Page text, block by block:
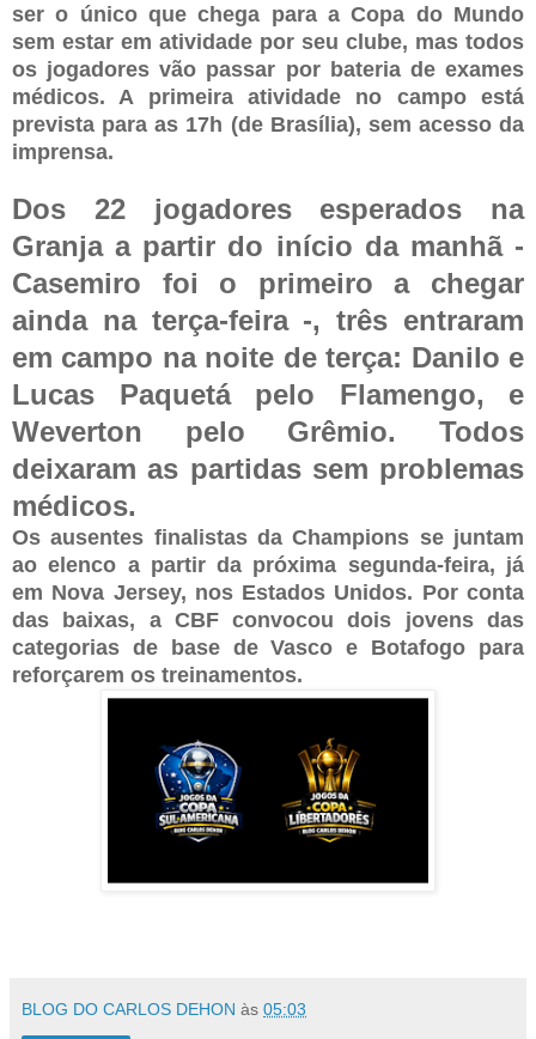
ser o único que chega para a Copa do Mundo
sem estar em atividade por seu clube, mas todos
os jogadores vão passar por bateria de exames
médicos. A primeira atividade no campo está
prevista para as 17h (de Brasília), sem acesso da
imprensa.
Dos 22 jogadores esperados na
Granja a partir do início da manhã -
Casemiro foi o primeiro a chegar
ainda na terça-feira -, três entraram
em campo na noite de terça: Danilo e
Lucas Paquetá pelo Flamengo, e
Weverton pelo Grêmio. Todos
deixaram as partidas sem problemas
médicos.
Os ausentes finalistas da Champions se juntam
ao elenco a partir da próxima segunda-feira, já
em Nova Jersey, nos Estados Unidos. Por conta
das baixas, a CBF convocou dois jovens das
categorias de base de Vasco e Botafogo para
reforçarem os treinamentos.
BLOG DO CARLOS DEHON às 05:03